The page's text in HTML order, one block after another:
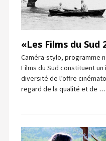
«Les Films du Sud
Caméra-stylo, programme
Films du Sud constituent
diversité de l’offre
regard de la qualité et de …